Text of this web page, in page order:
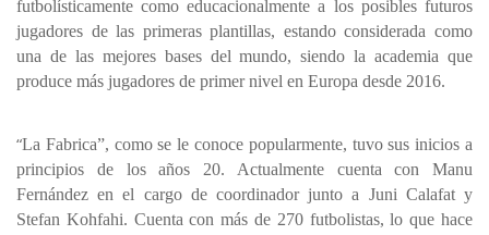
futbolísticamente como educacionalmente a los posibles futuros
jugadores de las primeras plantillas, estando considerada como
una de las mejores bases del mundo, siendo la academia que
produce más jugadores de primer nivel en Europa desde 2016.
“La Fabrica”, como se le conoce popularmente, tuvo sus inicios a
principios de los años 20. Actualmente cuenta con Manu
Fernández en el cargo de coordinador junto a Juni Calafat y
Stefan Kohfahi. Cuenta con más de 270 futbolistas, lo que hace